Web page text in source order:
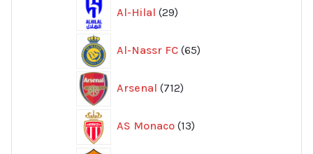
Al-Hilal 29
produkter
Al-Nassr FC 65
produkter
Arsenal 712
produkter
AS Monaco 13
produkter